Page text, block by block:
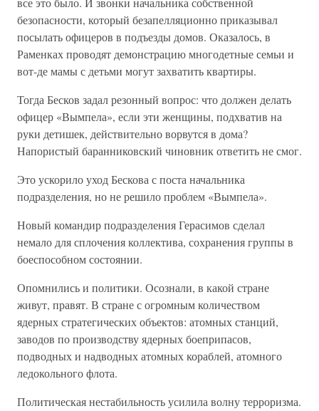
безопасности, который безапелляционно приказывал
посылать офицеров в подъезды домов. Оказалось, в
Раменках проводят демонстрацию многодетные семьи и
вот-де мамы с детьми могут захватить квартиры.
Тогда Бесков задал резонный вопрос: что должен делать
офицер «Вымпела», если эти женщины, подхватив на
руки детишек, действительно ворвутся в дома?
Напористый баранниковский чиновник ответить не смог.
Это ускорило уход Бескова с поста начальника
подразделения, но не решило проблем «Вымпела».
Новый командир подразделения Герасимов сделал
немало для сплочения коллектива, сохранения группы в
боеспособном состоянии.
Опомнились и политики. Осознали, в какой стране
живут, правят. В стране с огромным количеством
ядерных стратегических объектов: атомных станций,
заводов по производству ядерных боеприпасов,
подводных и надводных атомных кораблей, атомного
ледокольного флота.
Политическая нестабильность усилила волну терроризма.